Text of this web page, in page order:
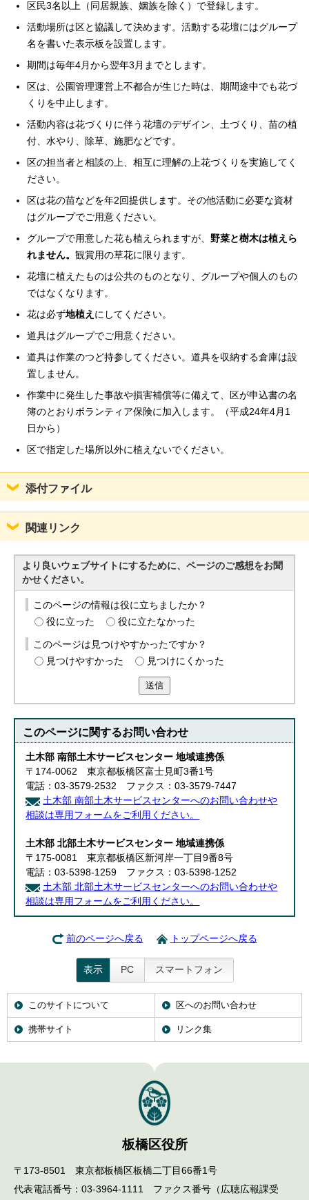
区民3名以上（同居親族、姻族を除く）で登録します。
活動場所は区と協議して決めます。活動する花壇にはグループ
名を書いた表示板を設置します。
期間は毎年4月から翌年3月までとします。
区は、公園管理運営上不都合が生じた時は、期間途中でも花づ
くりを中止します。
活動内容は花づくりに伴う花壇のデザイン、土づくり、苗の植
付、水やり、除草、施肥などです。
区の担当者と相談の上、相互に理解の上花づくりを実施してく
ださい。
区は花の苗などを年2回提供します。その他活動に必要な資材
はグループでご用意ください。
グループで用意した花も植えられますが、 野菜と樹木は植えら
れません。 観賞用の草花に限ります。
花壇に植えたものは公共のものとなり、グループや個人のもの
ではなくなります。
花は必ず地植え にしてください。
道具はグループでご用意ください。
道具は作業のつど持参してください。道具を収納する倉庫は設
置しません。
作業中に発生した事故や損害補償等に備えて、区が申込書の名
簿のとおりボランティア保険に加入します。（平成24年4月1
日から）
区で指定した場所以外に植えないでください。
添付ファイル
関連リンク
より良いウェブサイトにするために、ページのご感想をお聞
かせください。
このページの情報は役に立ちましたか？
役に立った
役に立たなかった
このページは見つけやすかったですか？
見つけやすかった
見つけにくかった
送信
このページに関するお問い合わせ
土木部 南部土木サービスセンター 地域連携係
〒174-0062 東京都板橋区富士見町3番1号
電話：03-3579-2532 ファクス：03-3579-7447
土木部 南部土木サービスセンターへのお問い合わせや
相談は専用フォームをご利用ください。
土木部 北部土木サービスセンター 地域連携係
〒175-0081 東京都板橋区新河岸一丁目9番8号
電話：03-5398-1259 ファクス：03-5398-1252
土木部 北部土木サービスセンターへのお問い合わせや
相談は専用フォームをご利用ください。
前のページへ戻る トップページへ戻る
表示 PC スマートフォン
このサイトについて 区へのお問い合わせ
携帯サイト リンク集
板橋区役所
〒173-8501 東京都板橋区板橋二丁目66番1号
代表電話番号：03-3964-1111 ファクス番号（広聴広報課受